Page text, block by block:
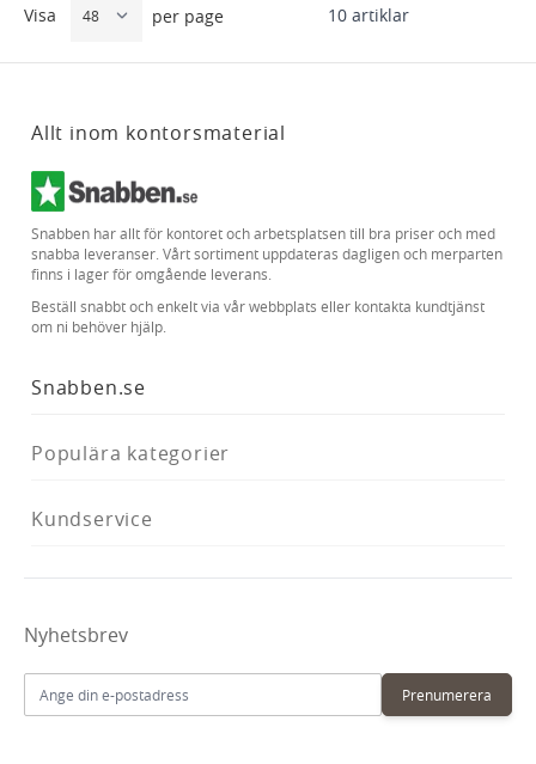
10artiklar
Visa per page
Allt inom kontorsmaterial
Snabben har allt för kontoret och arbetsplatsen till bra priser och med
snabba leveranser. Vårt sortiment uppdateras dagligen och merparten
finns i lager för omgående leverans.
Beställ snabbt och enkelt via vår webbplats eller kontakta kundtjänst
om ni behöver hjälp.
Snabben.se
Populära kategorier
Kundservice
Nyhetsbrev
Prenumerera